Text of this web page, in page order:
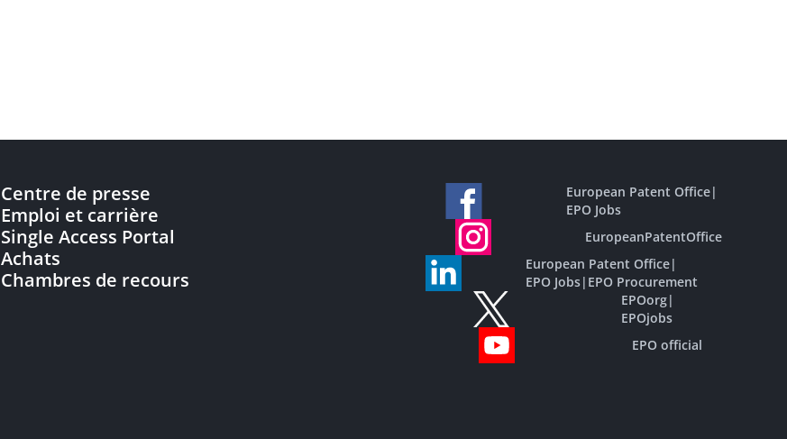
Centre de presse
Emploi et carrière
Single Access Portal
Achats
Chambres de recours
European Patent Office|
EPO Jobs
EuropeanPatentOffice
European Patent Office|
EPO Jobs| EPO Procurement
EPOorg|
EPOjobs
EPO official